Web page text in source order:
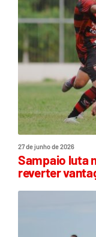
27 de junho de 2026
Sampaio luta
reverter